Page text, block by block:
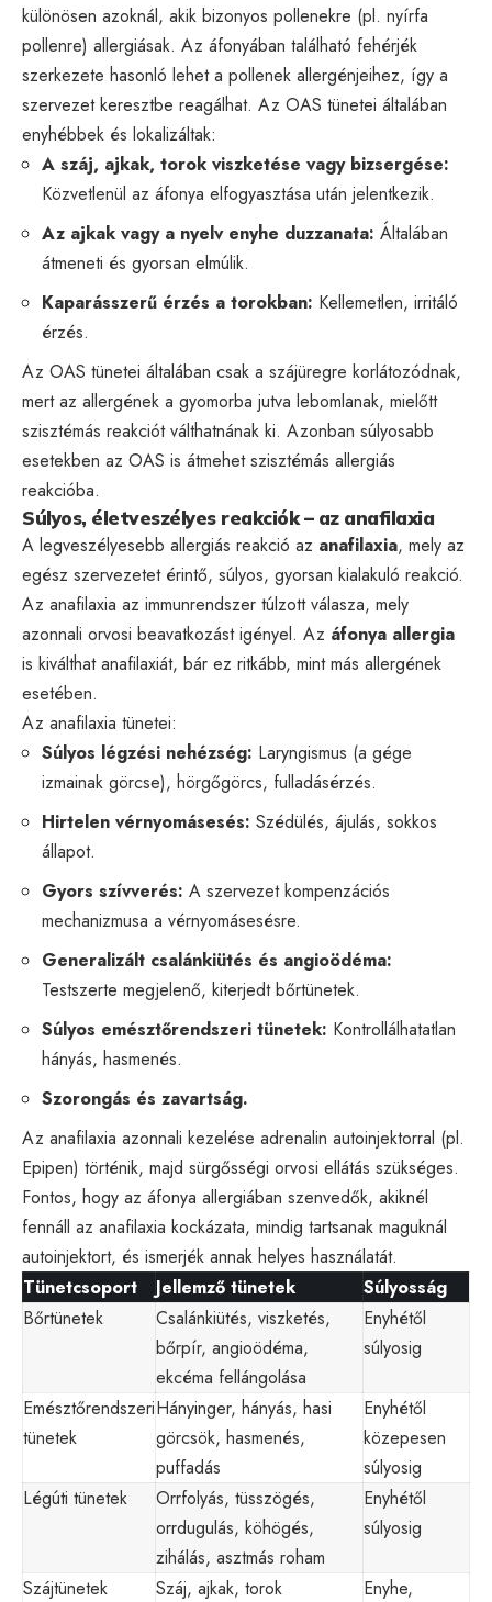
különösen azoknál, akik bizonyos pollenekre (pl. nyírfa
pollenre) allergiásak. Az áfonyában található fehérjék
szerkezete hasonló lehet a pollenek allergénjeihez, így a
szervezet keresztbe reagálhat. Az OAS tünetei általában
enyhébbek és lokalizáltak:
A száj, ajkak, torok viszketése vagy bizsergése:
Közvetlenül az áfonya elfogyasztása után jelentkezik.
Az ajkak vagy a nyelv enyhe duzzanata: Általában
átmeneti és gyorsan elmúlik.
Kaparásszerű érzés a torokban: Kellemetlen, irritáló
érzés.
Az OAS tünetei általában csak a szájüregre korlátozódnak,
mert az allergének a gyomorba jutva lebomlanak, mielőtt
szisztémás reakciót válthatnának ki. Azonban súlyosabb
esetekben az OAS is átmehet szisztémás allergiás
reakcióba.
Súlyos, életveszélyes reakciók – az anafilaxia
A legveszélyesebb allergiás reakció az anafilaxia, mely az
egész szervezetet érintő, súlyos, gyorsan kialakuló reakció.
Az anafilaxia az immunrendszer túlzott válasza, mely
azonnali orvosi beavatkozást igényel. Az áfonya allergia
is kiválthat anafilaxiát, bár ez ritkább, mint más allergének
esetében.
Az anafilaxia tünetei:
Súlyos légzési nehézség: Laryngismus (a gége
izmainak görcse), hörgőgörcs, fulladásérzés.
Hirtelen vérnyomásesés: Szédülés, ájulás, sokkos
állapot.
Gyors szívverés: A szervezet kompenzációs
mechanizmusa a vérnyomásesésre.
Generalizált csalánkiütés és angioödéma:
Testszerte megjelenő, kiterjedt bőrtünetek.
Súlyos emésztőrendszeri tünetek: Kontrollálhatatlan
hányás, hasmenés.
Szorongás és zavartság.
Az anafilaxia azonnali kezelése adrenalin autoinjektorral (pl.
Epipen) történik, majd sürgősségi orvosi ellátás szükséges.
Fontos, hogy az áfonya allergiában szenvedők, akiknél
fennáll az anafilaxia kockázata, mindig tartsanak maguknál
autoinjektort, és ismerjék annak helyes használatát.
Tünetcsoport
Jellemző tünetek
Súlyosság
Bőrtünetek
Csalánkiütés, viszketés,
bőrpír, angioödéma,
ekcéma fellángolása
Enyhétől
súlyosig
Emésztőrendszeri
tünetek
Hányinger, hányás, hasi
görcsök, hasmenés,
puffadás
Enyhétől
közepesen
súlyosig
Légúti tünetek
Orrfolyás, tüsszögés,
orrdugulás, köhögés,
zihálás, asztmás roham
Enyhétől
súlyosig
Szájtünetek
Száj, ajkak, torok
Enyhe,